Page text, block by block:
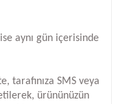
aynı gün içerisinde
tarafınıza SMS veya
ürününüzün